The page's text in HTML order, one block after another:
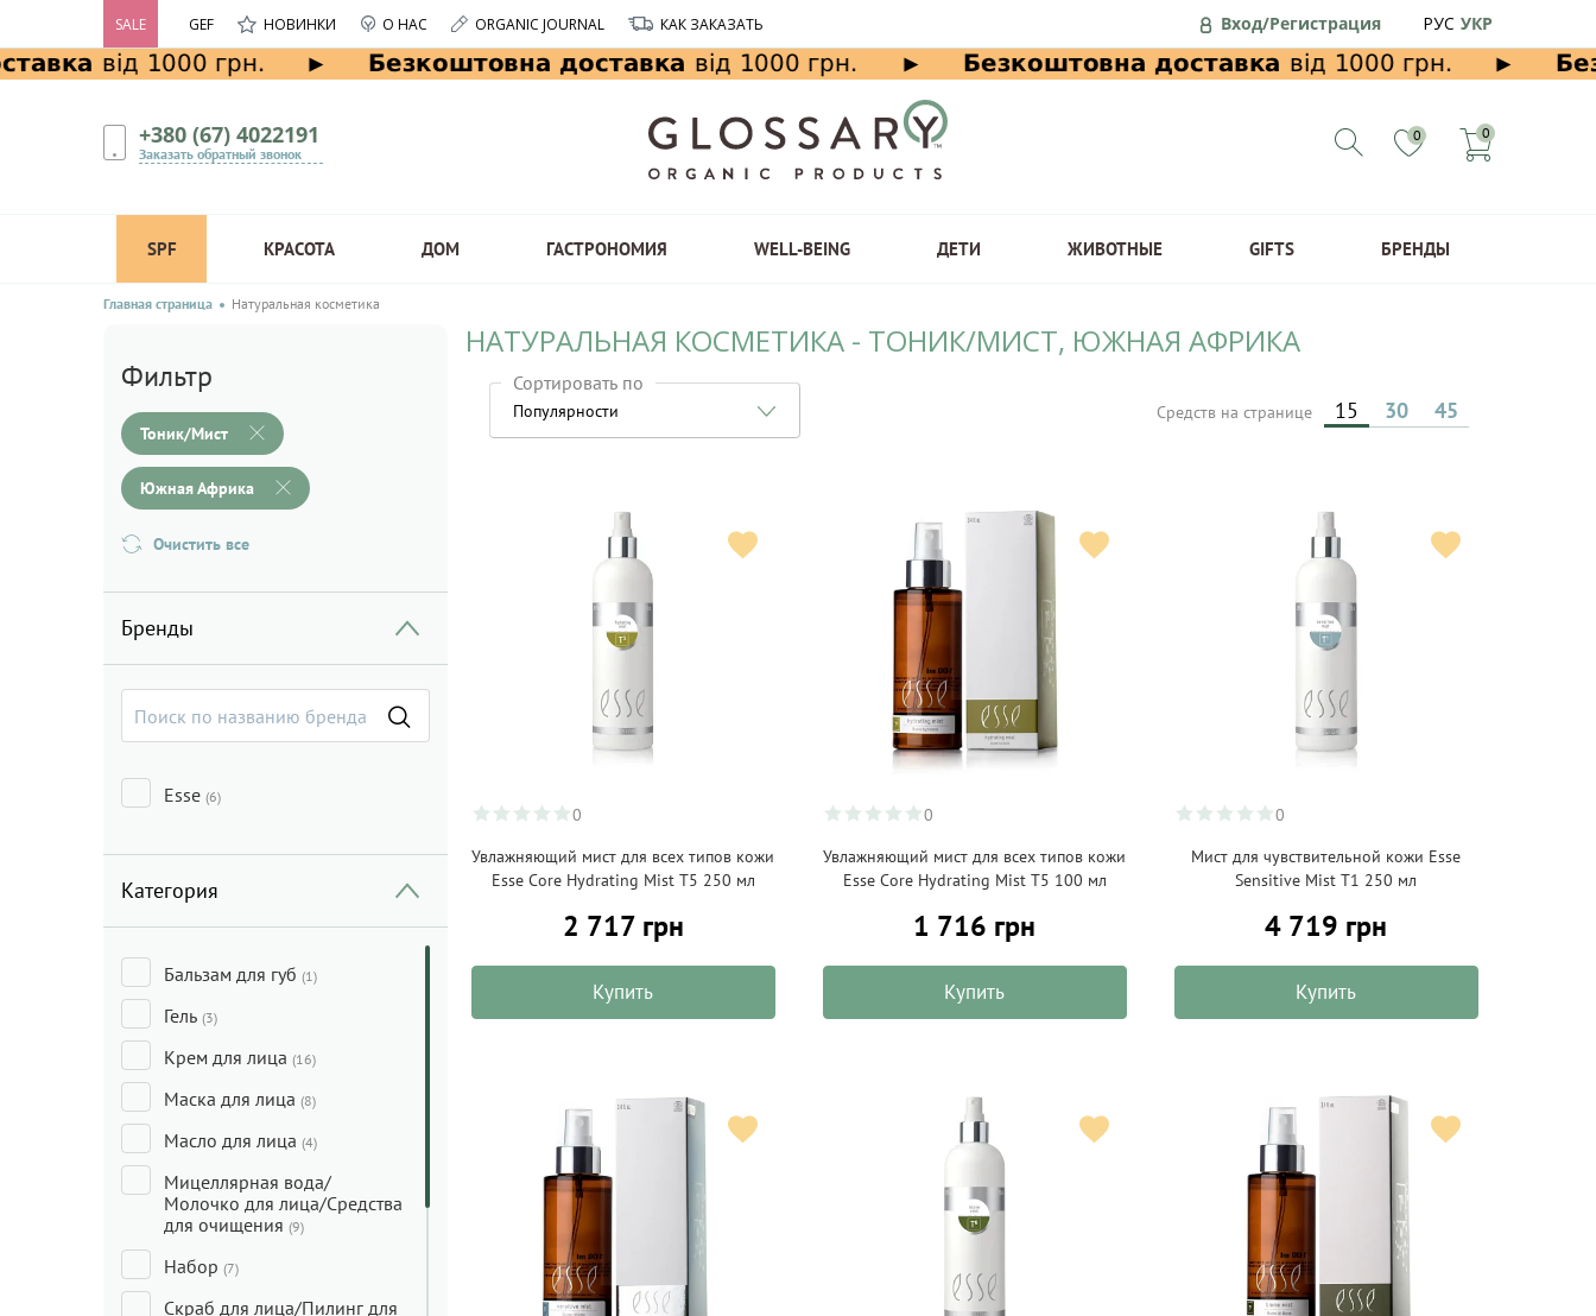
SALE GEF НОВИНКИ О НАС ORGANIC JOURNAL КАК ЗАКАЗАТЬ Вход/Регистрация РУС УКР
+380 (67) 4022191
Заказать обратный звонок
0 0
SPF КРАСОТА ДОМ ГАСТРОНОМИЯ WELL-BEING ДЕТИ ЖИВОТНЫЕ GIFTS БРЕНДЫ
Главная страница Натуральная косметика
Фильтр
Тоник/Мист
Южная Африка
Очистить все
Бренды
Esse (6)
Категория
Бальзам для губ (1)
Гель (3)
Крем для лица (16)
Маска для лица (8)
Масло для лица (4)
Мицеллярная вода/
Молочко для лица/Средства
для очищения (9)
Набор (7)
Скраб для лица/Пилинг для
НАТУРАЛЬНАЯ КОСМЕТИКА - ТОНИК/МИСТ, ЮЖНАЯ АФРИКА
Сортировать по
Популярности Средств на странице 15 30 45
0
Увлажняющий мист для всех типов кожи
Esse Core Hydrating Mist T5 250 мл
2 717 грн
Купить
0
Увлажняющий мист для всех типов кожи
Esse Core Hydrating Mist T5 100 мл
1 716 грн
Купить
0
Мист для чувствительной кожи Esse
Sensitive Mist T1 250 мл
4 719 грн
Купить